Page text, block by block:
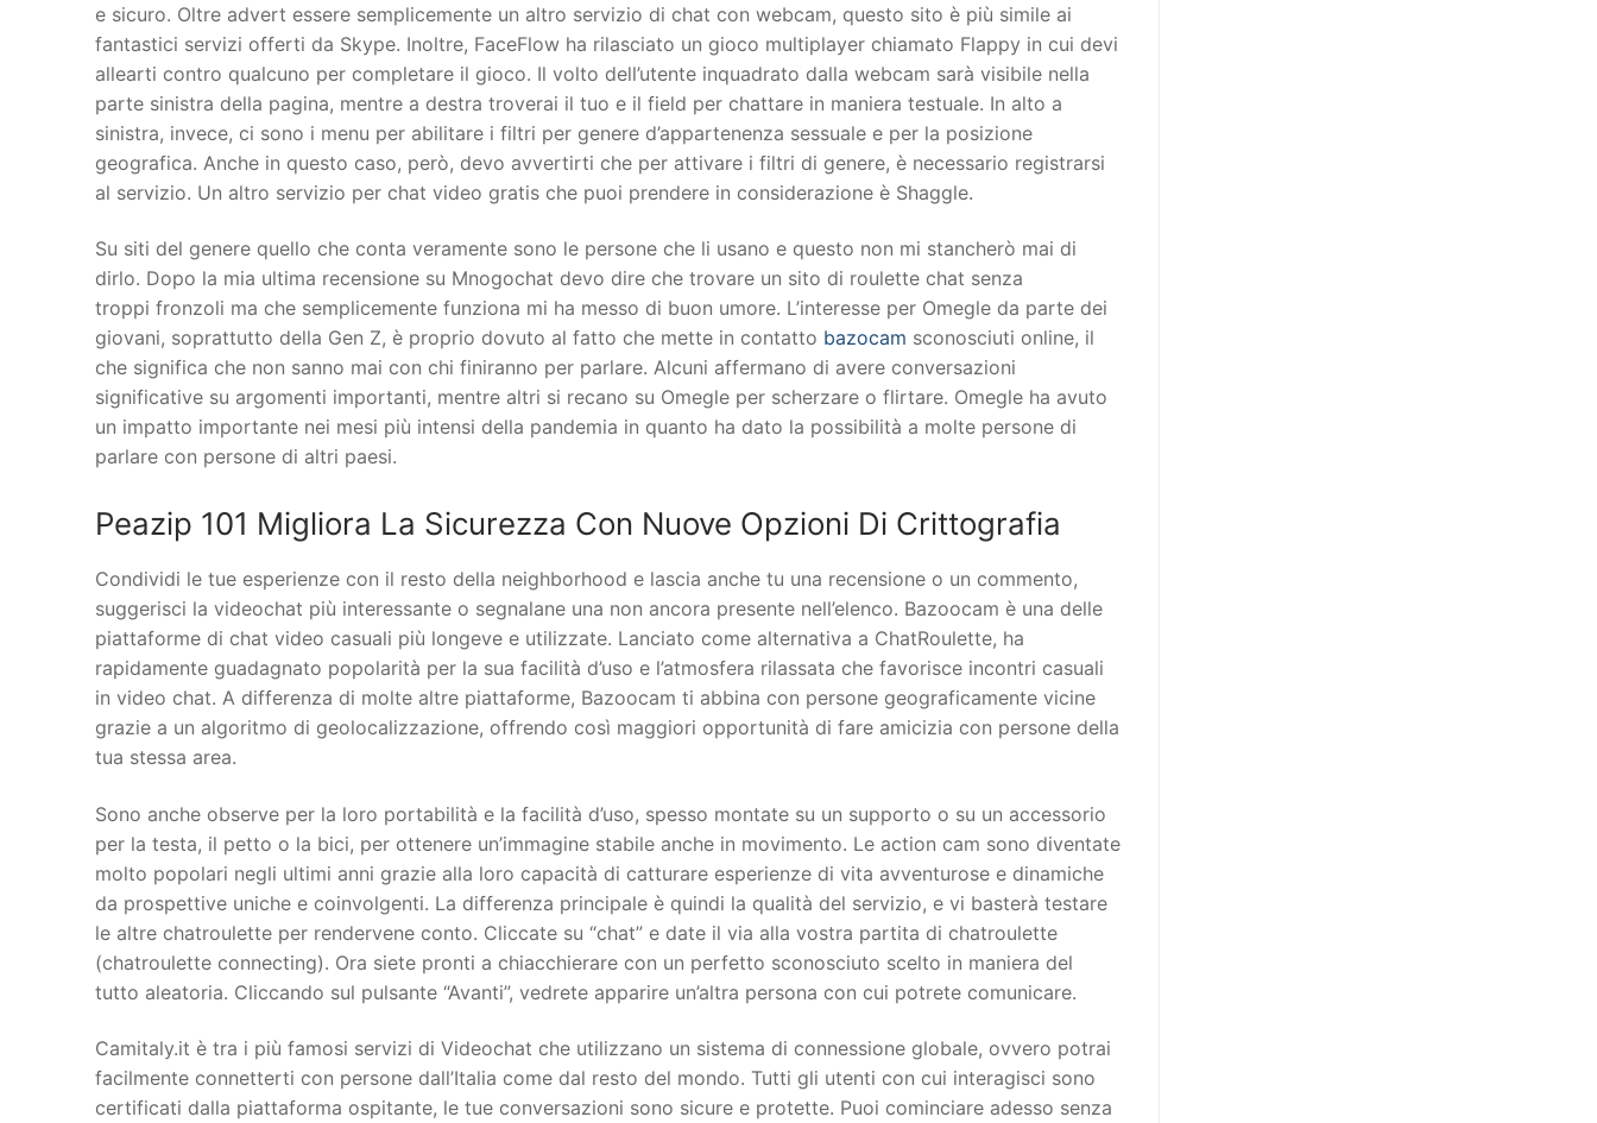
e sicuro. Oltre advert essere semplicemente un altro servizio di chat con webcam, questo sito è più simile ai
fantastici servizi offerti da Skype. Inoltre, FaceFlow ha rilasciato un gioco multiplayer chiamato Flappy in cui devi
allearti contro qualcuno per completare il gioco. Il volto dell’utente inquadrato dalla webcam sarà visibile nella
parte sinistra della pagina, mentre a destra troverai il tuo e il field per chattare in maniera testuale. In alto a
sinistra, invece, ci sono i menu per abilitare i filtri per genere d’appartenenza sessuale e per la posizione
geografica. Anche in questo caso, però, devo avvertirti che per attivare i filtri di genere, è necessario registrarsi
al servizio. Un altro servizio per chat video gratis che puoi prendere in considerazione è Shaggle.
Su siti del genere quello che conta veramente sono le persone che li usano e questo non mi stancherò mai di
dirlo. Dopo la mia ultima recensione su Mnogochat devo dire che trovare un sito di roulette chat senza
troppi fronzoli ma che semplicemente funziona mi ha messo di buon umore. L’interesse per Omegle da parte dei
giovani, soprattutto della Gen Z, è proprio dovuto al fatto che mette in contatto bazocam sconosciuti online, il
che significa che non sanno mai con chi finiranno per parlare. Alcuni affermano di avere conversazioni
significative su argomenti importanti, mentre altri si recano su Omegle per scherzare o flirtare. Omegle ha avuto
un impatto importante nei mesi più intensi della pandemia in quanto ha dato la possibilità a molte persone di
parlare con persone di altri paesi.
Peazip 101 Migliora La Sicurezza Con Nuove Opzioni Di Crittografia
Condividi le tue esperienze con il resto della neighborhood e lascia anche tu una recensione o un commento,
suggerisci la videochat più interessante o segnalane una non ancora presente nell’elenco. Bazoocam è una delle
piattaforme di chat video casuali più longeve e utilizzate. Lanciato come alternativa a ChatRoulette, ha
rapidamente guadagnato popolarità per la sua facilità d’uso e l’atmosfera rilassata che favorisce incontri casuali
in video chat. A differenza di molte altre piattaforme, Bazoocam ti abbina con persone geograficamente vicine
grazie a un algoritmo di geolocalizzazione, offrendo così maggiori opportunità di fare amicizia con persone della
tua stessa area.
Sono anche observe per la loro portabilità e la facilità d’uso, spesso montate su un supporto o su un accessorio
per la testa, il petto o la bici, per ottenere un’immagine stabile anche in movimento. Le action cam sono diventate
molto popolari negli ultimi anni grazie alla loro capacità di catturare esperienze di vita avventurose e dinamiche
da prospettive uniche e coinvolgenti. La differenza principale è quindi la qualità del servizio, e vi basterà testare
le altre chatroulette per rendervene conto. Cliccate su “chat” e date il via alla vostra partita di chatroulette
(chatroulette connecting). Ora siete pronti a chiacchierare con un perfetto sconosciuto scelto in maniera del
tutto aleatoria. Cliccando sul pulsante “Avanti”, vedrete apparire un’altra persona con cui potrete comunicare.
Camitaly.it è tra i più famosi servizi di Videochat che utilizzano un sistema di connessione globale, ovvero potrai
facilmente connetterti con persone dall’Italia come dal resto del mondo. Tutti gli utenti con cui interagisci sono
certificati dalla piattaforma ospitante, le tue conversazioni sono sicure e protette. Puoi cominciare adesso senza